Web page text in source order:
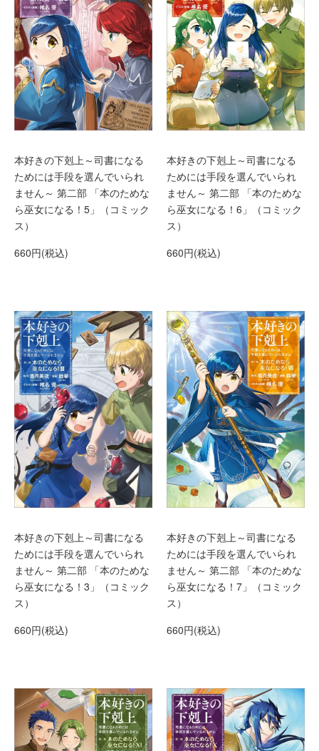
本好きの下剋上～司書になる
ためには手段を選んでいられ
ません～ 第二部 「本のためな
ら巫女になる！5」（コミック
ス）
660円(税込)
本好きの下剋上～司書になる
ためには手段を選んでいられ
ません～ 第二部 「本のためな
ら巫女になる！6」（コミック
ス）
660円(税込)
本好きの下剋上～司書になる
ためには手段を選んでいられ
ません～ 第二部 「本のためな
ら巫女になる！3」（コミック
ス）
660円(税込)
本好きの下剋上～司書になる
ためには手段を選んでいられ
ません～ 第二部 「本のためな
ら巫女になる！7」（コミック
ス）
660円(税込)